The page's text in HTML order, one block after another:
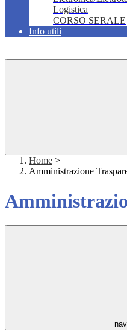
Logistica
CORSO SERALE
Info utili
Home >
Amministrazione